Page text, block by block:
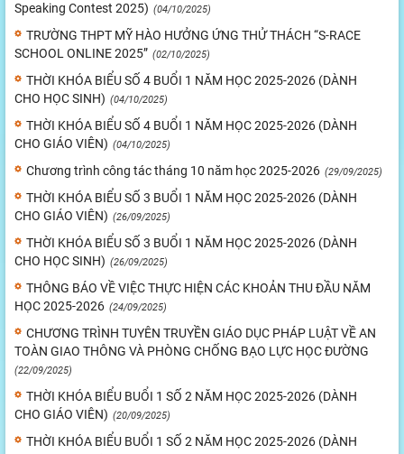
Speaking Contest 2025) (04/10/2025)
TRƯỜNG THPT MỸ HÀO HƯỞNG ỨNG THỬ THÁCH “S-RACE
SCHOOL ONLINE 2025” (02/10/2025)
THỜI KHÓA BIỂU SỐ 4 BUỔI 1 NĂM HỌC 2025-2026 (DÀNH
CHO HỌC SINH) (04/10/2025)
THỜI KHÓA BIỂU SỐ 4 BUỔI 1 NĂM HỌC 2025-2026 (DÀNH
CHO GIÁO VIÊN) (04/10/2025)
Chương trình công tác tháng 10 năm học 2025-2026 (29/09/2025)
THỜI KHÓA BIỂU SỐ 3 BUỔI 1 NĂM HỌC 2025-2026 (DÀNH
CHO GIÁO VIÊN) (26/09/2025)
THỜI KHÓA BIỂU SỐ 3 BUỔI 1 NĂM HỌC 2025-2026 (DÀNH
CHO HỌC SINH) (26/09/2025)
THÔNG BÁO VỀ VIỆC THỰC HIỆN CÁC KHOẢN THU ĐẦU NĂM
HỌC 2025-2026 (24/09/2025)
CHƯƠNG TRÌNH TUYÊN TRUYỀN GIÁO DỤC PHÁP LUẬT VỀ AN
TOÀN GIAO THÔNG VÀ PHÒNG CHỐNG BẠO LỰC HỌC ĐƯỜNG
(22/09/2025)
THỜI KHÓA BIỂU BUỔI 1 SỐ 2 NĂM HỌC 2025-2026 (DÀNH
CHO GIÁO VIÊN) (20/09/2025)
THỜI KHÓA BIỂU BUỔI 1 SỐ 2 NĂM HỌC 2025-2026 (DÀNH